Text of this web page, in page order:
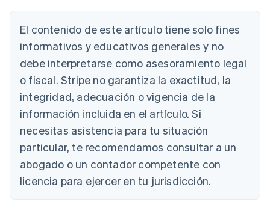
El contenido de este artículo tiene solo fines
informativos y educativos generales y no
debe interpretarse como asesoramiento legal
o fiscal. Stripe no garantiza la exactitud, la
integridad, adecuación o vigencia de la
información incluida en el artículo. Si
necesitas asistencia para tu situación
particular, te recomendamos consultar a un
abogado o un contador competente con
licencia para ejercer en tu jurisdicción.
DeutschEnglish
Bélgica
Nederlands FrançaisDeutschEnglish
Brasil
PortuguêsEnglish
English
Canadá
English Français
China continental
简体中文English
Chipre
Croacia
EnglishItaliano